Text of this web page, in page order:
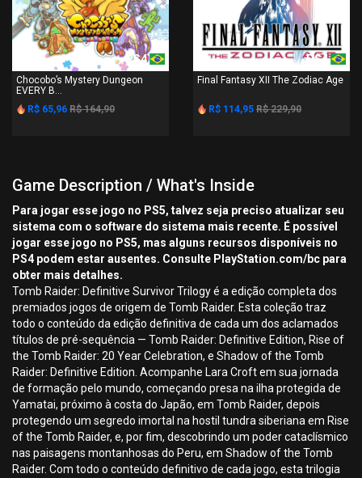
PS4
Chocobo’s Mystery Dungeon
EVERY B...
R$ 65,96 R$ 164,90
PS4
Final Fantasy XII The Zodiac Age
R$ 114,95 R$ 229,90
Game Description / What's Inside
Para jogar esse jogo no PS5, talvez seja preciso atualizar seu
sistema com o software do sistema mais recente. É possível
jogar esse jogo no PS5, mas alguns recursos disponíveis no
PS4 podem estar ausentes. Consulte PlayStation.com/bc para
obter mais detalhes.
Tomb Raider: Definitive Survivor Trilogy é a edição completa dos
premiados jogos de origem de Tomb Raider. Esta coleção traz
todo o conteúdo da edição definitiva de cada um dos aclamados
títulos de pré-sequência — Tomb Raider: Definitive Edition, Rise of
the Tomb Raider: 20 Year Celebration, e Shadow of the Tomb
Raider: Definitive Edition. Acompanhe Lara Croft em sua jornada
de formação pelo mundo, começando presa na ilha protegida de
Yamatai, próximo à costa do Japão, em Tomb Raider, depois
protegendo um segredo imortal na hostil tundra siberiana em Rise
of the Tomb Raider, e, por fim, descobrindo um poder cataclísmico
nas paisagens montanhosas do Peru, em Shadow of the Tomb
Raider. Com todo o conteúdo definitivo de cada jogo, esta trilogia